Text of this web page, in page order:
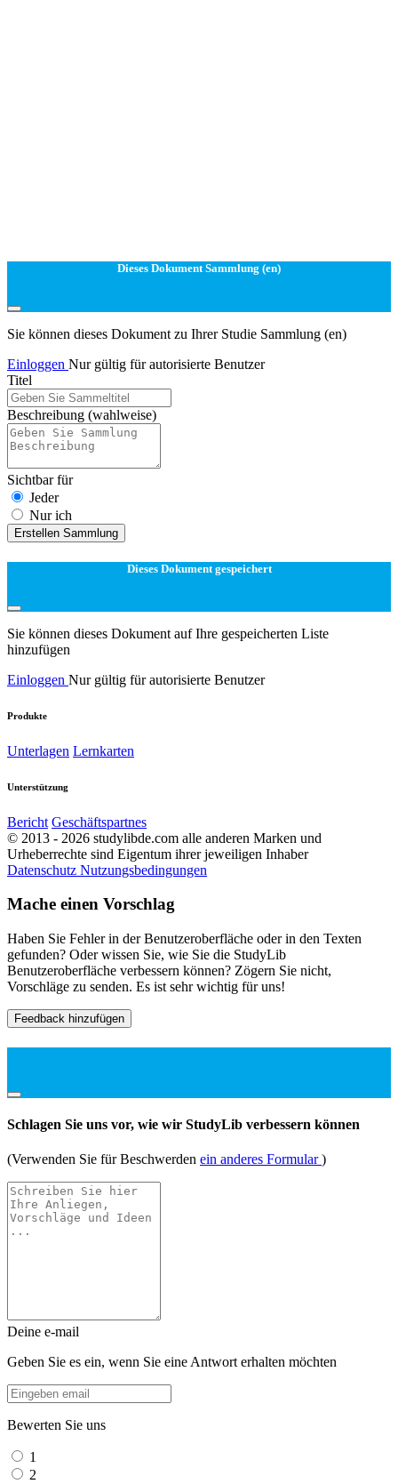
Dieses Dokument Sammlung (en)
Sie können dieses Dokument zu Ihrer Studie Sammlung (en)
Einloggen Nur gültig für autorisierte Benutzer
Titel
Beschreibung (wahlweise)
Sichtbar für
Jeder
Nur ich
Erstellen Sammlung
Dieses Dokument gespeichert
Sie können dieses Dokument auf Ihre gespeicherten Liste
hinzufügen
Einloggen Nur gültig für autorisierte Benutzer
Produkte
Unterlagen Lernkarten
Unterstützung
Bericht Geschäftspartnes
© 2013 - 2026 studylibde.com alle anderen Marken und
Urheberrechte sind Eigentum ihrer jeweiligen Inhaber
Datenschutz Nutzungsbedingungen
Mache einen Vorschlag
Haben Sie Fehler in der Benutzeroberfläche oder in den Texten
gefunden? Oder wissen Sie, wie Sie die StudyLib
Benutzeroberfläche verbessern können? Zögern Sie nicht,
Vorschläge zu senden. Es ist sehr wichtig für uns!
Feedback hinzufügen
Schlagen Sie uns vor, wie wir StudyLib verbessern können
(Verwenden Sie für Beschwerden ein anderes Formular)
Deine e-mail
Geben Sie es ein, wenn Sie eine Antwort erhalten möchten
Bewerten Sie uns
1
2